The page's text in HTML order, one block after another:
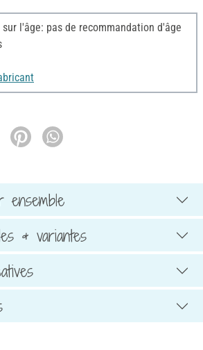
l'âge: pas de recommandation d'âge
ensemble
& variantes